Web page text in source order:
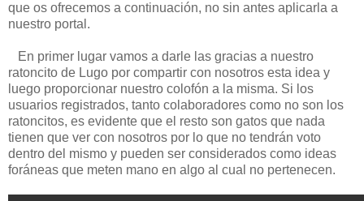
que os ofrecemos a continuación, no sin antes aplicarla a
nuestro portal.
En primer lugar vamos a darle las gracias a nuestro
ratoncito de Lugo por compartir con nosotros esta idea y
luego proporcionar nuestro colofón a la misma. Si los
usuarios registrados, tanto colaboradores como no son los
ratoncitos, es evidente que el resto son gatos que nada
tienen que ver con nosotros por lo que no tendrán voto
dentro del mismo y pueden ser considerados como ideas
foráneas que meten mano en algo al cual no pertenecen.